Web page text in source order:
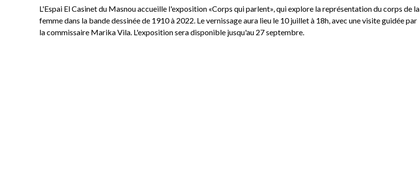
L'Espai El Casinet du Masnou accueille l'exposition «Corps qui parlent», qui explore la représentation du corps de la
femme dans la bande dessinée de 1910 à 2022. Le vernissage aura lieu le 10 juillet à 18h, avec une visite guidée par
la commissaire Marika Vila. L'exposition sera disponible jusqu'au 27 septembre.